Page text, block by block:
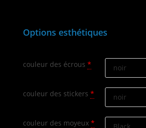
Options esthétiques
couleur des écrous *
couleur des stickers *
couleur des moyeux *